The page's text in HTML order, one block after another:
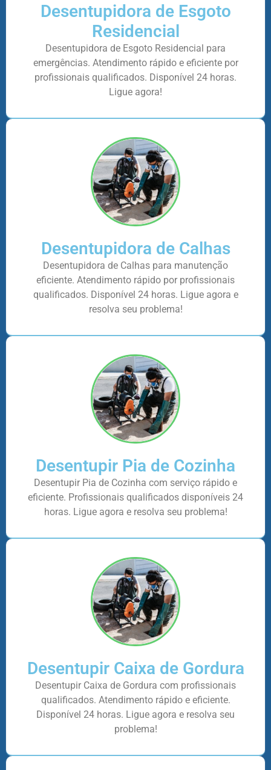
Desentupidora de Esgoto
Residencial
Desentupidora de Esgoto Residencial para
emergências. Atendimento rápido e eficiente por
profissionais qualificados. Disponível 24 horas.
Ligue agora!
Desentupidora de Calhas
Desentupidora de Calhas para manutenção
eficiente. Atendimento rápido por profissionais
qualificados. Disponível 24 horas. Ligue agora e
resolva seu problema!
Desentupir Pia de Cozinha
Desentupir Pia de Cozinha com serviço rápido e
eficiente. Profissionais qualificados disponíveis 24
horas. Ligue agora e resolva seu problema!
Desentupir Caixa de Gordura
Desentupir Caixa de Gordura com profissionais
qualificados. Atendimento rápido e eficiente.
Disponível 24 horas. Ligue agora e resolva seu
problema!